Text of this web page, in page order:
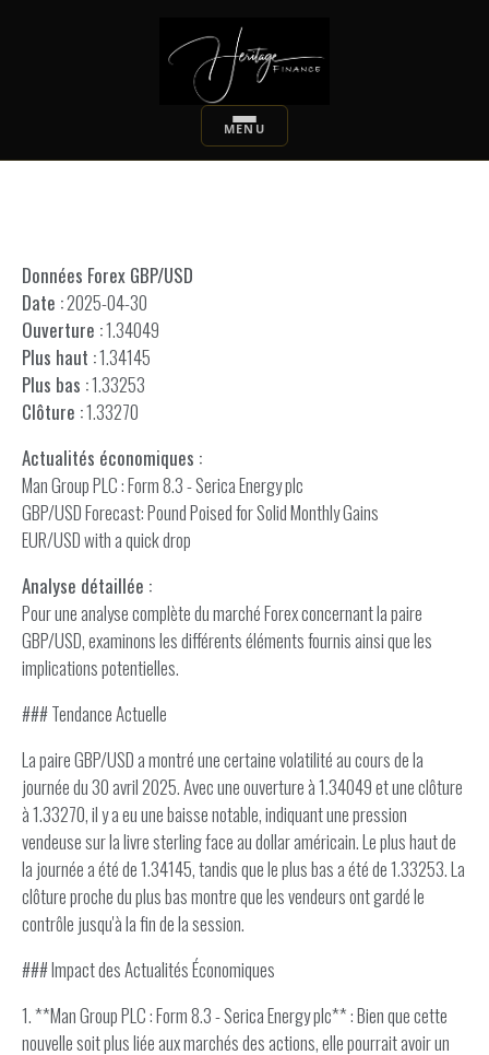
Données Forex GBP/USD
Date :2025-04-30
Ouverture :1.34049
Plus haut :1.34145
Plus bas :1.33253
Clôture :1.33270
Actualités économiques :
Man Group PLC : Form 8.3 - Serica Energy plc
GBP/USD Forecast: Pound Poised for Solid Monthly Gains
EUR/USD with a quick drop
Analyse détaillée :
Pour une analyse complète du marché Forex concernant la paire
GBP/USD, examinons les différents éléments fournis ainsi que les
implications potentielles.
### Tendance Actuelle
La paire GBP/USD a montré une certaine volatilité au cours de la
journée du 30 avril 2025. Avec une ouverture à 1.34049 et une clôture
à 1.33270, il y a eu une baisse notable, indiquant une pression
vendeuse sur la livre sterling face au dollar américain. Le plus haut de
la journée a été de 1.34145, tandis que le plus bas a été de 1.33253. La
clôture proche du plus bas montre que les vendeurs ont gardé le
contrôle jusqu'à la fin de la session.
### Impact des Actualités Économiques
1. **Man Group PLC : Form 8.3 - Serica Energy plc** : Bien que cette
nouvelle soit plus liée aux marchés des actions, elle pourrait avoir un